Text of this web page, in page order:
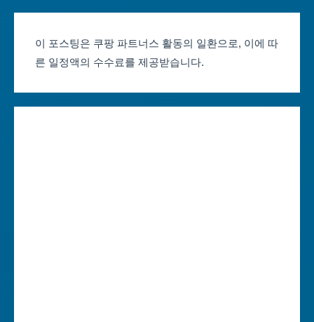
대구축제 일정
인천축제 일정
이 포스팅은 쿠팡 파트너스 활동의 일환으로, 이에 따
른 일정액의 수수료를 제공받습니다.